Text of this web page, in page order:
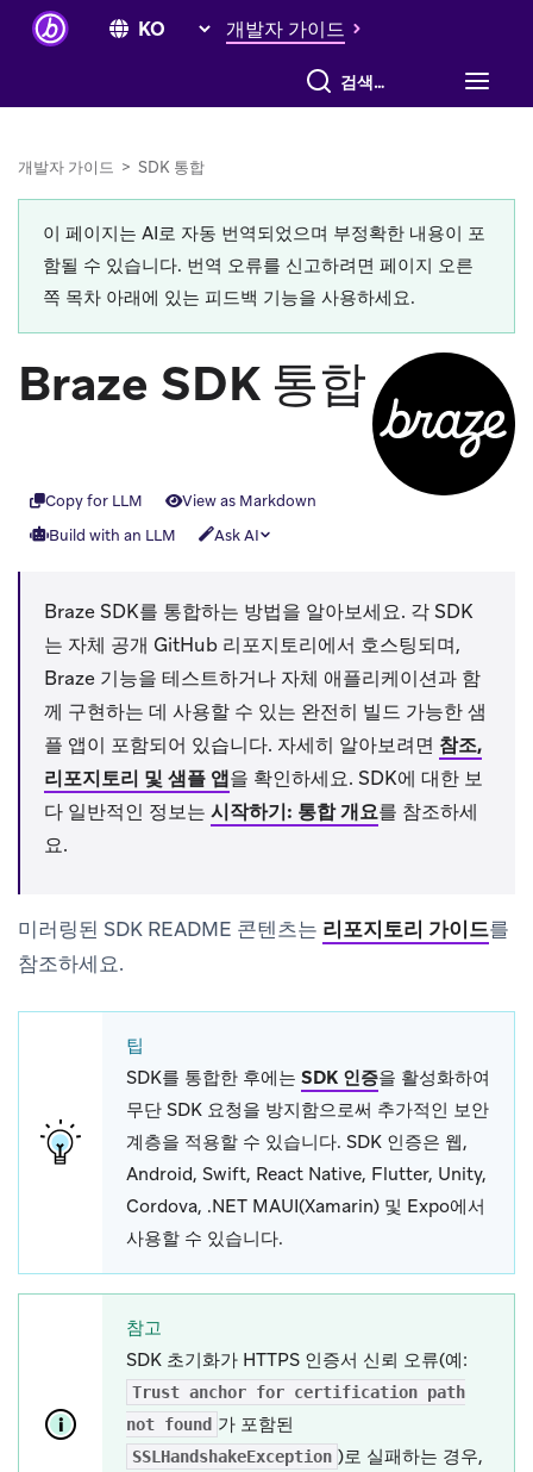
개발자 가이드
전체 검색
개발자 가이드 > SDK 통합
이 페이지는 AI로 자동 번역되었으며 부정확한 내용이 포
함될 수 있습니다. 번역 오류를 신고하려면 페이지 오른
쪽 목차 아래에 있는 피드백 기능을 사용하세요.
Braze SDK 통합
Copy for LLM
View as Markdown
Build with an LLM
Ask AI
Braze SDK를 통합하는 방법을 알아보세요. 각 SDK
는 자체 공개 GitHub 리포지토리에서 호스팅되며,
Braze 기능을 테스트하거나 자체 애플리케이션과 함
께 구현하는 데 사용할 수 있는 완전히 빌드 가능한 샘
플 앱이 포함되어 있습니다. 자세히 알아보려면 참조,
리포지토리 및 샘플 앱을 확인하세요. SDK에 대한 보
다 일반적인 정보는 시작하기: 통합 개요를 참조하세
요.
미러링된 SDK README 콘텐츠는 리포지토리 가이드를
참조하세요.
팁
SDK를 통합한 후에는 SDK 인증을 활성화하여
무단 SDK 요청을 방지함으로써 추가적인 보안
계층을 적용할 수 있습니다. SDK 인증은 웹,
Android, Swift, React Native, Flutter, Unity,
Cordova, .NET MAUI(Xamarin) 및 Expo에서
사용할 수 있습니다.
참고
SDK 초기화가 HTTPS 인증서 신뢰 오류(예:
Trust anchor for certification path
not found 가 포함된
SSLHandshakeException )로 실패하는 경우,